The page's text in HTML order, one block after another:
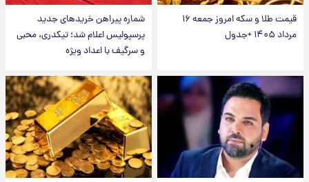
قیمت طلا و سکه امروز جمعه ۱۶
مرداد ۱۴۰۵ +جدول
شماره پیراهن خریدهای جدید
پرسپولیس اعلام شد؛ تیکدری، محبی
و سرگیف با اعداد ویژه